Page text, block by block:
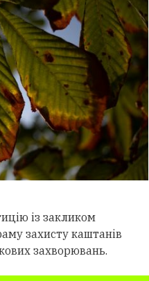
із закликом
захисту каштанів
захворювань.